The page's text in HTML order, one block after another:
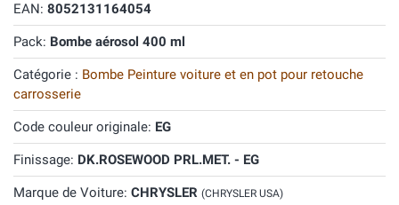
EAN: 8052131164054
Pack: Bombe aérosol 400 ml
Catégorie : Bombe Peinture voiture et en pot pour retouche
carrosserie
Code couleur originale: EG
Finissage: DK.ROSEWOOD PRL.MET. - EG
Marque de Voiture: CHRYSLER (CHRYSLER USA)